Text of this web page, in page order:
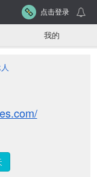
点击登录
我的